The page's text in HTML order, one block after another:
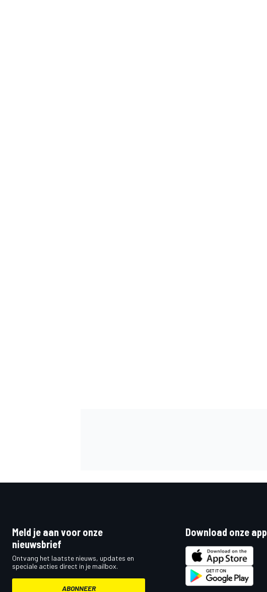
Meld je aan voor onze
nieuwsbrief
Ontvang het laatste nieuws, updates en
speciale acties direct in je mailbox.
ABONNEER
Download onze app